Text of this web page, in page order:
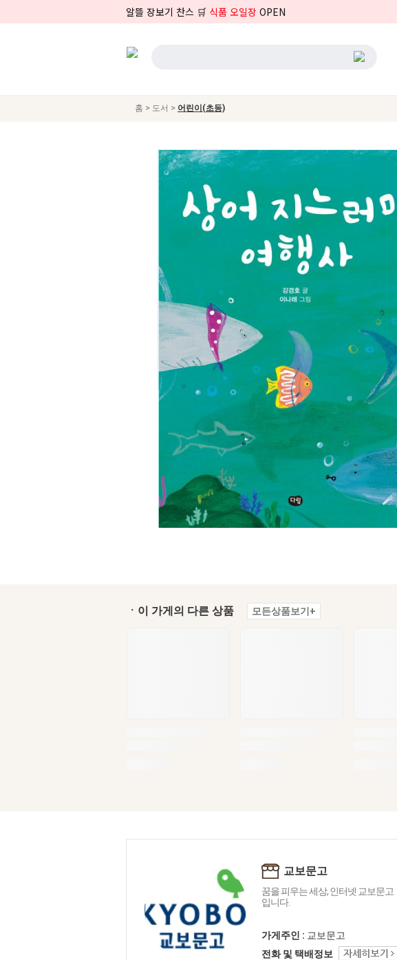
알뜰 장보기 찬스 🛒 식품 오일장 OPEN
홈 > 도서 > 어린이(초등)
ㆍ이 가게의 다른 상품 모든상품보기+
교보문고
꿈을 피우는 세상, 인터넷 교보문고
입니다.
가게주인 : 교보문고
전화 및 택배정보